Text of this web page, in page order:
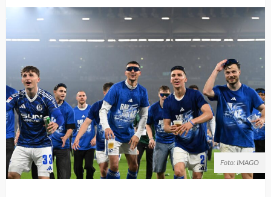
Foto: IMAGO